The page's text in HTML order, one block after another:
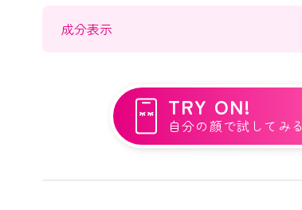
成分表示
TRY ON!
自分の顔で試してみる